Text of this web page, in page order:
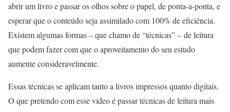
abrir um livro e passar os olhos sobre o papel, de ponta-a-ponta, e
esperar que o conteúdo seja assimilado com 100% de eficiência.
Existem algumas formas – que chamo de “técnicas” – de leitura
que podem fazer com que o aproveitamento do seu estudo
aumente consideravelmente.
Essas técnicas se aplicam tanto a livros impressos quanto digitais.
O que pretendo com esse vídeo é passar técnicas de leitura mais